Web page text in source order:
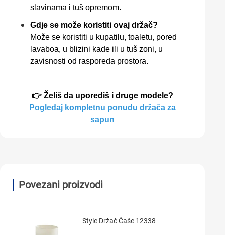
slavinama i tuš opremom.
Gdje se može koristiti ovaj držač?
Može se koristiti u kupatilu, toaletu, pored
lavaboa, u blizini kade ili u tuš zoni, u
zavisnosti od rasporeda prostora.
👉 Želiš da uporediš i druge modele?
Pogledaj kompletnu ponudu držača za
sapun
Povezani proizvodi
Style Držač Čaše 12338